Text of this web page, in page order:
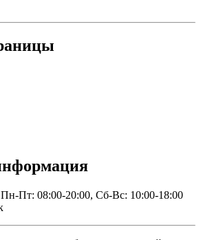
Пн-Пт: 08:00-20:00, Сб-Вс: 10:00-18:00